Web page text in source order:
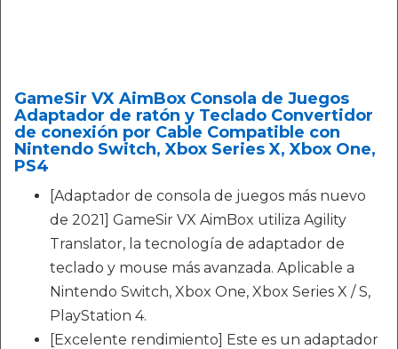
GameSir VX AimBox Consola de Juegos
Adaptador de ratón y Teclado Convertidor
de conexión por Cable Compatible con
Nintendo Switch, Xbox Series X, Xbox One,
PS4
[Adaptador de consola de juegos más nuevo
de 2021] GameSir VX AimBox utiliza Agility
Translator, la tecnología de adaptador de
teclado y mouse más avanzada. Aplicable a
Nintendo Switch, Xbox One, Xbox Series X / S,
PlayStation 4.
[Excelente rendimiento] Este es un adaptador